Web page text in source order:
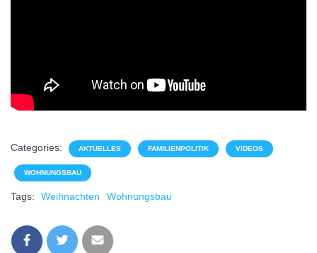
Categories: AKTUELLES FAMILIENPOLITIK VIDEOS
WOHNUNGSBAU
Tags: Weihnachten Wohnungsbau